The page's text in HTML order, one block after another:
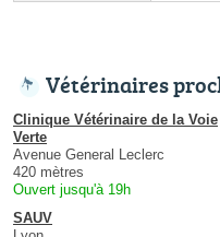
Vétérinaires
Clinique Vétérinaire de la Voie
Verte
Avenue General Leclerc
420 mètres
Ouvert jusqu'à 19h
SAUV